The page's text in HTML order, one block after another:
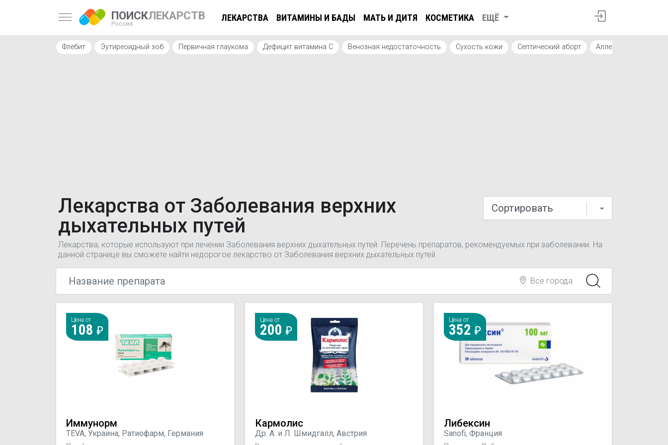
ПОИСКЛЕКАРСТВ
Россия
ЛЕКАРСТВА ВИТАМИНЫ И БАДЫ МАТЬ И ДИТЯ КОСМЕТИКА ЕЩЁ
Флебит Эутиреоидный зоб Первичная глаукома Дефицит витамина С Венозная недостаточность Сухость кожи Септический аборт Аллергический
Лекарства от Заболевания верхних
дыхательных путей
Лекарства, которые используют при лечении Заболевания верхних дыхательных путей. Перечень препаратов, рекомендуемых при заболевании. На
данной странице вы сможете найти недорогое лекарство от Заболевания верхних дыхательных путей
Все города
Цена от
108
Иммунорм
TEVA, Украина; Ратиофарм, Германия
Цена от
200
Кармолис
Др. А. и Л. Шмидгалл, Австрия
Цена от
352
Либексин
Sanofi, Франция